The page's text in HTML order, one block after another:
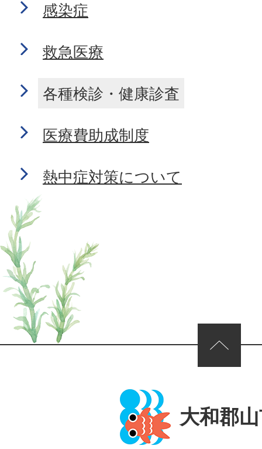
感染症
救急医療
各種検診・健康診査
医療費助成制度
熱中症対策について
ページの先頭へ
大和郡